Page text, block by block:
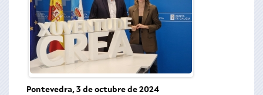
Pontevedra, 3 de octubre de 2024